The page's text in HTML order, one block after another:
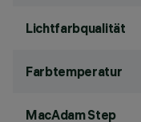
Lichtfarbqualität
Farbtemperatur
MacAdam Step